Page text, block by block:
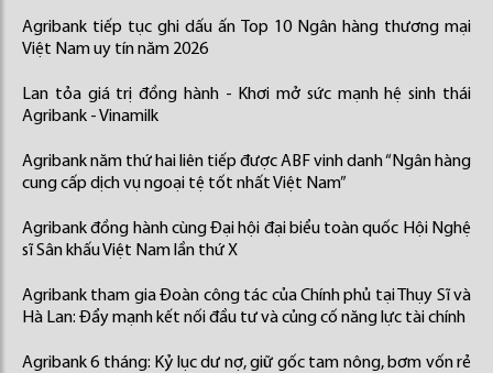
Agribank tiếp tục ghi dấu ấn Top 10 Ngân hàng thương mại
Việt Nam uy tín năm 2026
Lan tỏa giá trị đồng hành - Khơi mở sức mạnh hệ sinh thái
Agribank - Vinamilk
Agribank năm thứ hai liên tiếp được ABF vinh danh “Ngân hàng
cung cấp dịch vụ ngoại tệ tốt nhất Việt Nam”
Agribank đồng hành cùng Đại hội đại biểu toàn quốc Hội Nghệ
sĩ Sân khấu Việt Nam lần thứ X
Agribank tham gia Đoàn công tác của Chính phủ tại Thụy Sĩ và
Hà Lan: Đẩy mạnh kết nối đầu tư và củng cố năng lực tài chính
Agribank 6 tháng: Kỷ lục dư nợ, giữ gốc tam nông, bơm vốn rẻ